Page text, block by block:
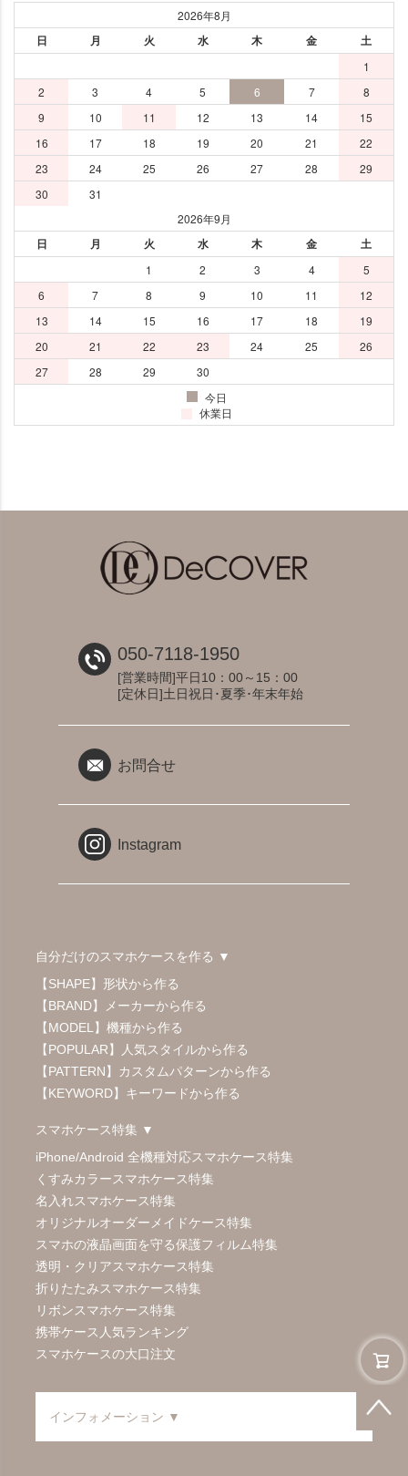
050-7118-1950
[営業時間]平日10：00～15：00
[定休日]土日祝日･夏季･年末年始
お問合せ
Instagram
自分だけのスマホケースを作る ▼
【SHAPE】形状から作る
【BRAND】メーカーから作る
【MODEL】機種から作る
【POPULAR】人気スタイルから作る
【PATTERN】カスタムパターンから作る
【KEYWORD】キーワードから作る
スマホケース特集 ▼
iPhone/Android 全機種対応スマホケース特集
くすみカラースマホケース特集
名入れスマホケース特集
オリジナルオーダーメイドケース特集
スマホの液晶画面を守る保護フィルム特集
透明・クリアスマホケース特集
折りたたみスマホケース特集
リボンスマホケース特集
携帯ケース人気ランキング
スマホケースの大口注文
インフォメーション ▼